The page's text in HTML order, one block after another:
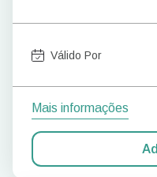
Válido Por
Mais informações